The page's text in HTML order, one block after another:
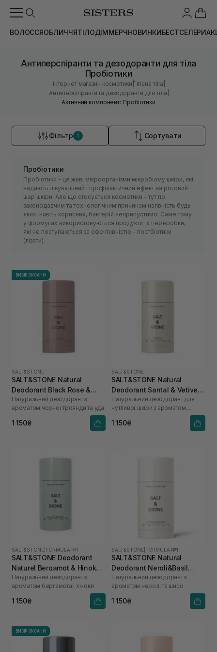
ВОЛОССЯОБЛИЧЧЯТІЛОДІММЕРЧНОВИНКИБЕСТСЕЛЕРИ
Антиперспіранти та дезодоранти для тіла
Пробіотики
Інтернет магазин косметики |Гігієна тіла
Антиперспіранти та дезодоранти для тіла
Активний компонент: Пробіотики
Фільтр 1 Сортувати
Пробіотики
Пробіотики – це живі мікроорганізми мікробіому шкіри, які
надають лікувальний і профілактичний ефект на роговий
шар шкіри. Але що стосується косметики – тут по
законодавчим та технологічним причинам наявність будь-
яких, навіть корисних, бактерій неприпустимо. Саме тому
у формулах використовуються продукти їх переробки,
які не поступаються за ефективністю – постбіотики
(лізати).
ВИБІР ОКСАНИ
SALT&STONE
SALT&STONE Natural
Deodorant Black Rose &
Oud - Formula Nº 1 75 г
Натуральний дезодорант з
ароматом чорної троянди та уда
1 150₴
SALT&STONE
SALT&STONE Natural
Deodorant Santal & Vetiver
Formula №1 (Sensitive Skin)
75 г
Натуральний дезодорант для
чутливої шкіри з ароматом
ветиверу
1 150₴
SALT&STONE FORMULA №1
SALT&STONE Deodorant
Naturel Bergamot & Hinoka
Formula №1 75 г
Натуральний дезодорант з
ароматом бергамота і хіноки
1 150₴
SALT&STONE FORMULA №1
SALT&STONE Natural
Deodorant Neroli&Basil
Formula №1
Натуральний дезодорант з
ароматом неролі та шисо
1 150₴
ВИБІР ОКСАНИ